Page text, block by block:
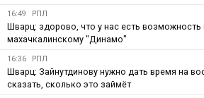
16:49 РПЛ
Шварц: здорово, что у нас есть возможность
махачкалинскому "Динамо"
16:36 РПЛ
Шварц: Зайнутдинову нужно дать время на
сказать, сколько это займёт